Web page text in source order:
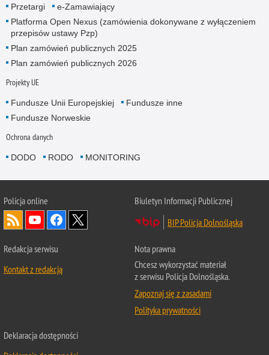
Przetargi
e-Zamawiający
Platforma Open Nexus (zamówienia dokonywane z wyłączeniem
przepisów ustawy Pzp)
Plan zamówień publicznych 2025
Plan zamówień publicznych 2026
Projekty UE
Fundusze Unii Europejskiej
Fundusze inne
Fundusze Norweskie
Ochrona danych
DODO RODO MONITORING
Policjaonline
Biuletyn Informacji Publicznej
BIP Policja Dolnośląska
Redakcja serwisu
Kontakt z redakcją
Nota prawna
Chcesz wykorzystać materiał
z serwisu Policja Dolnośląska.
Zapoznaj się z zasadami
Polityka prywatności
Deklaracja dostępności